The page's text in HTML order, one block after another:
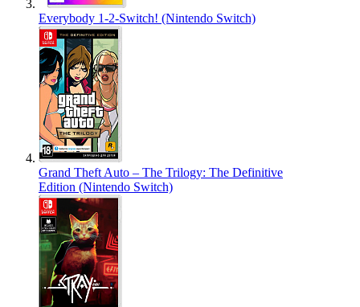
Everybody 1-2-Switch! (Nintendo Switch)
Grand Theft Auto – The Trilogy: The Definitive
Edition (Nintendo Switch)